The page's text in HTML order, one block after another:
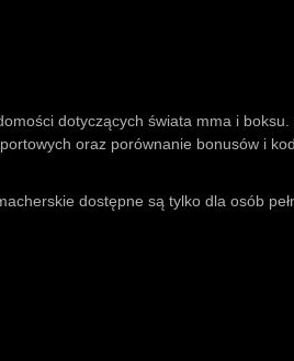
dotyczących świata mma i
oraz porównanie bonusów i
dostępne są tylko dla osób